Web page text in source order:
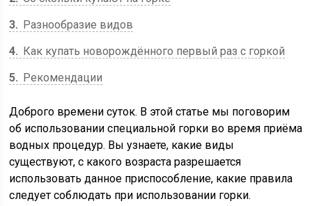
3
Разнообразие видов
4
Как купать новорождённого первый раз с горкой
5
Рекомендации
Доброго времени суток. В этой статье мы поговорим
об использовании специальной горки во время приёма
водных процедур. Вы узнаете, какие виды
существуют, с какого возраста разрешается
использовать данное приспособление, какие правила
следует соблюдать при использовании горки.